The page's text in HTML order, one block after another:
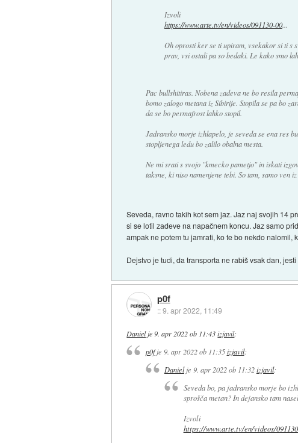
Izvoli
https://www.arte.tv/en/videos/091130-00...
Oh oprosti ker se ti upiram, vsekakor si ti s
prav, vsi ostali pa so bedaki. Le kako smo
Pac bullshitiras. Nobena zadeva ne bo resila
bomo zalogo metana iz Sibirije. Stopila se pa bo
da se bo permafrost lahko stopil.
Jadransko morje izhlapelo, je seveda se ena res
stopljenega ledu bo zalilo obalna mesta.
Ne mi srati s svojo "kmecko pametjo" in iskati
taksne, ki niso namenjene tebi. So tam, samo ven
Seveda, ravno takih kot sem jaz. Jaz naj svojih 14
si se lotil zadeve na napačnem koncu. Jaz samo
ampak ne potem tu jamrati, ko te bo nekdo
Dejstvo je tudi, da transporta ne rabiš vsak dan,
p0f
::9. apr 2022, 11:49
Danielje 9. apr 2022 ob 11:43 izjavil:
p0fje 9. apr 2022 ob 11:35 izjavil:
Danielje 9. apr 2022 ob 11:32izjavil:
Seveda bo, pa jadransko morje bo
sprošča metan? In dejansko tam
Izvoli
https://www.arte.tv/en/videos/